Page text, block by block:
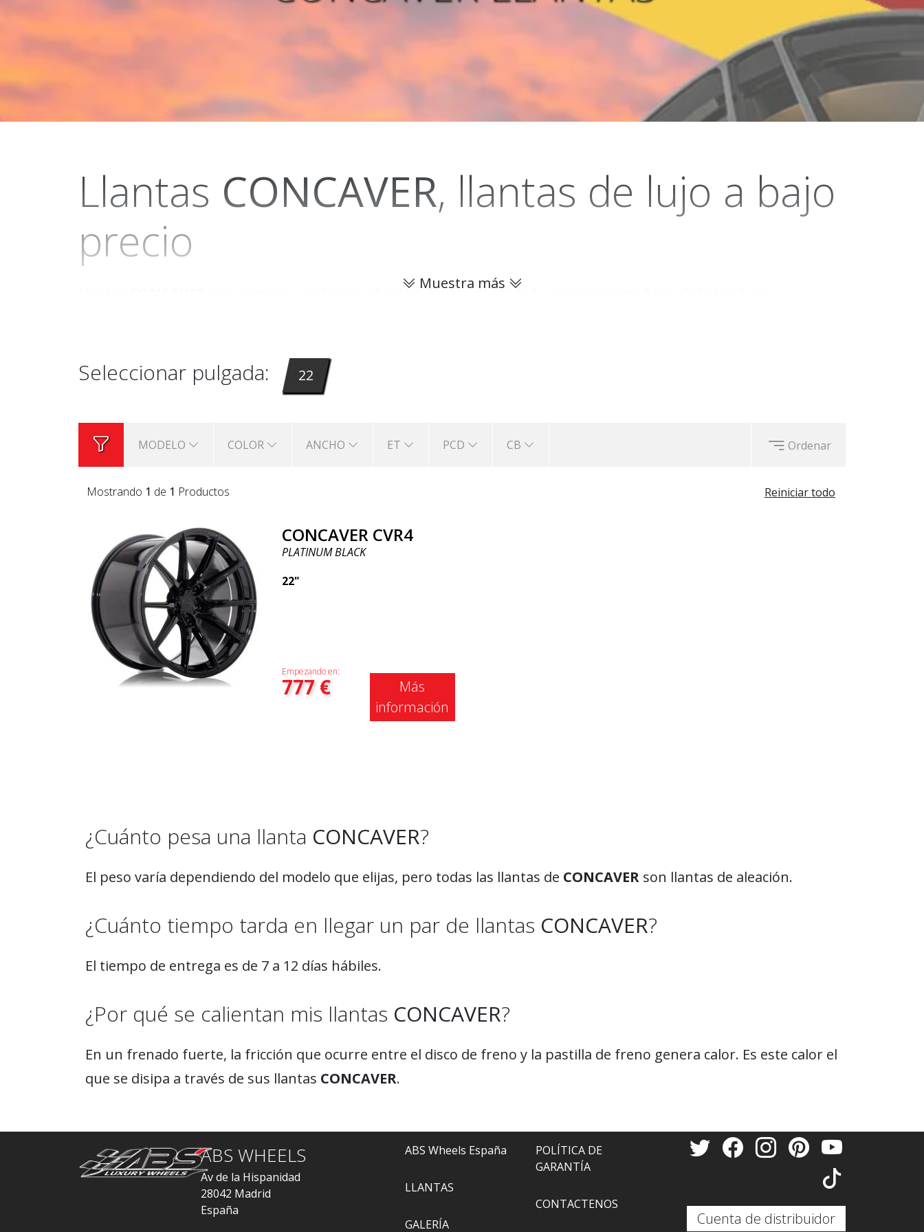
Llantas CONCAVER, llantas de lujo a bajo
precio
son siempre una buena elección, llantas de calidad a precios asequibles. ¡Pide tus
Muestra más
Seleccionar pulgada: 22
MODELO COLOR ANCHO ET PCD CB Ordenar
Reiniciar todo
Mostrando 1 de 1 Productos
CONCAVER CVR4
PLATINUM BLACK
22"
Empezando en:
777€
Más
información
¿Cuánto pesa una llanta CONCAVER?
El peso varía dependiendo del modelo que elijas, pero todas las llantas de CONCAVER son llantas de aleación.
¿Cuánto tiempo tarda en llegar un par de llantas CONCAVER?
El tiempo de entrega es de 7 a 12 días hábiles.
¿Por qué se calientan mis llantas CONCAVER?
En un frenado fuerte, la fricción que ocurre entre el disco de freno y la pastilla de freno genera calor. Es este calor el
que se disipa a través de sus llantas CONCAVER.
ABS WHEELS
Av de la Hispanidad
28042 Madrid
España
ABS Wheels España
LLANTAS
GALERÍA
POLÍTICA DE
GARANTÍA
CONTACTENOS
Cuenta de distribuidor